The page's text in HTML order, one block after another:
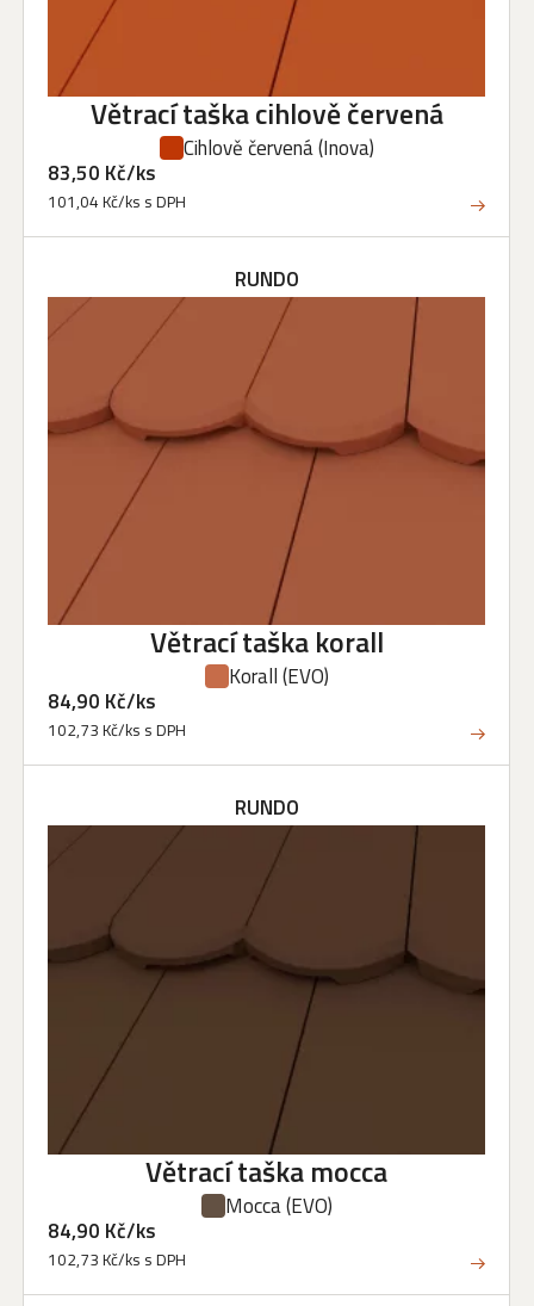
Větrací taška cihlově červená
Cihlově červená(Inova)
83,50 Kč/ks
101,04 Kč/ks s DPH
RUNDO
Větrací taška korall
Korall(EVO)
84,90 Kč/ks
102,73 Kč/ks s DPH
RUNDO
Větrací taška mocca
Mocca(EVO)
84,90 Kč/ks
102,73 Kč/ks s DPH